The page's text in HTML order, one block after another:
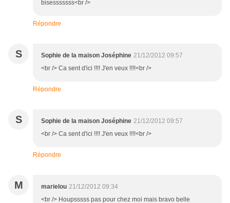
bisesssssss<br />
Répondre
S Sophie de la maison Joséphine 21/12/2012 09:57
<br /> Ca sent d'ici !!!! J'en veux !!!!<br />
Répondre
S Sophie de la maison Joséphine 21/12/2012 09:57
<br /> Ca sent d'ici !!!! J'en veux !!!!<br />
Répondre
M marielou 21/12/2012 09:34
<br /> Houpsssss pas pour chez moi mais bravo belle